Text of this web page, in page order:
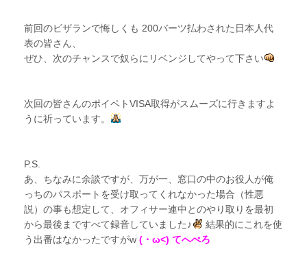
前回のビザランで悔しくも 200バーツ払わされた日本人代
表の皆さん、
ぜひ、次のチャンスで奴らにリベンジしてやって下さい
次回の皆さんのポイペトVISA取得がスムーズに行きますよ
うに祈っています。
P.S.
あ、ちなみに余談ですが、万が一、窓口の中のお役人が俺
っちのパスポートを受け取ってくれなかった場合（性悪
説）の事も想定して、オフィサー連中とのやり取りを最初
から最後まですべて録音していました♪
結果的にこれを使
う出番はなかったですがw(・ω<) てへぺろ